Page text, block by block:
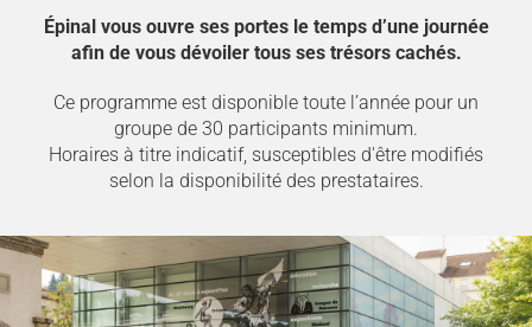
Épinal vous ouvre ses portes le temps d’une journée
afin de vous dévoiler tous ses trésors cachés.
Ce programme est disponible toute l’année pour un
groupe de 30 participants minimum.
Horaires à titre indicatif, susceptibles d'être modifiés
selon la disponibilité des prestataires.